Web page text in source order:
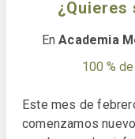
¿Quieres
EnAcademia
100 %
Este mes de
comenzamos